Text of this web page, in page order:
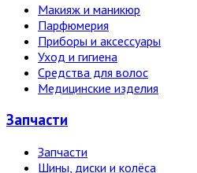
Макияж и маникюр
Парфюмерия
Приборы и аксессуары
Уход и гигиена
Средства для волос
Медицинские изделия
Запчасти
Запчасти
Шины, диски и колёса